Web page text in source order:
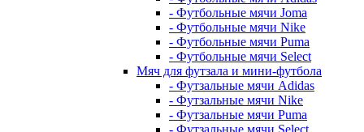
- Футбольные мячи Joma
- Футбольные мячи Nike
- Футбольные мячи Puma
- Футбольные мячи Select
Мяч для футзала и мини-футбола
- Футзальные мячи Adidas
- Футзальные мячи Nike
- Футзальные мячи Puma
- Футзальные мячи Select